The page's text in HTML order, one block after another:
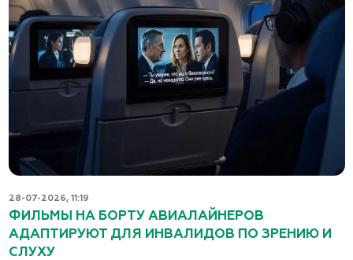
28-07-2026, 11:19
ФИЛЬМЫ НА БОРТУ АВИАЛАЙНЕРОВ
АДАПТИРУЮТ ДЛЯ ИНВАЛИДОВ ПО ЗРЕНИЮ И
СЛУХУ